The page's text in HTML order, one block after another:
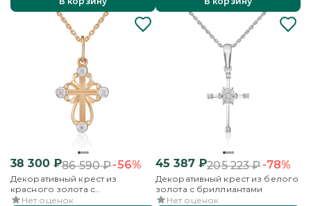
38 300₽86 590₽-56%
Декоративный крест из
красного золота с
бриллиантами
Нет оценок
45 387₽205 223₽-78%
Декоративный крест из белого
золота с бриллиантами
Нет оценок